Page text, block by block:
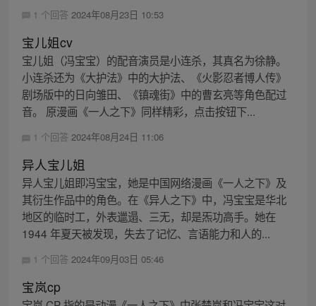
1 个回答 2024年08月23日 10:53
宝儿姐cv
宝儿姐（冯宝宝）的配音演员是小连杀，其真名为徐静。
小连杀还为《大护法》中的大护法、《火影忍者博人传》
剧场版中的日向雏田、《镇魂街》中的曹玄亮等角色配过
音。 原漫画《一人之下》同样精彩，点击按钮下...
1 个回答 2024年08月24日 11:06
异人宝儿姐
异人宝儿姐即冯宝宝，她是中国网络漫画《一人之下》及
其衍生作品中的角色。在《异人之下》中，冯宝宝是华北
地区的临时工，外表邋遢、三无，却是炁功高手。她在
1944 年夏天被发现，失去了记忆、言语能力和人的...
1 个回答 2024年09月03日 05:46
宝岚cp